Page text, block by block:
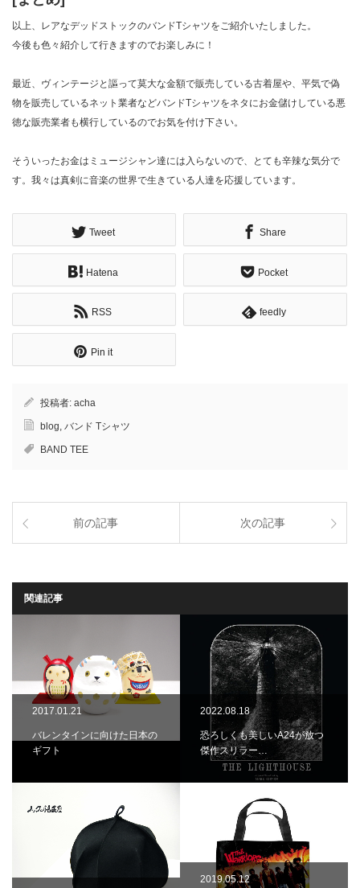
以上、レアなデッドストックのバンドTシャツをご紹介いたしました。
今後も色々紹介して行きますのでお楽しみに！
最近、ヴィンテージと謳って莫大な金額で販売している古着屋や、平気で偽
物を販売しているネット業者などバンドTシャツをネタにお金儲けしている悪
徳な販売業者も横行しているのでお気を付け下さい。
そういったお金はミュージシャン達には入らないので、とても辛辣な気分で
す。我々は真剣に音楽の世界で生きている人達を応援しています。
Tweet Share
Hatena Pocket
RSS feedly
Pin it
投稿者: acha
blog, バンド Tシャツ
BAND TEE
前の記事 次の記事
関連記事
2017.01.21
バレンタインに向けた日本の
ギフト
2022.08.18
恐ろしくも美しいA24が放つ
傑作スリラー…
2019.05.12